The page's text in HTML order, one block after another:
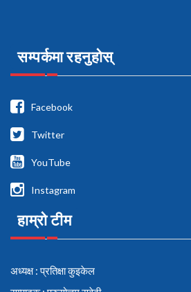
सम्पर्कमा रहनुहोस्
Facebook
Twitter
YouTube
Instagram
हाम्रो टीम
अध्यक्ष : प्रतिक्षा कुइकेल